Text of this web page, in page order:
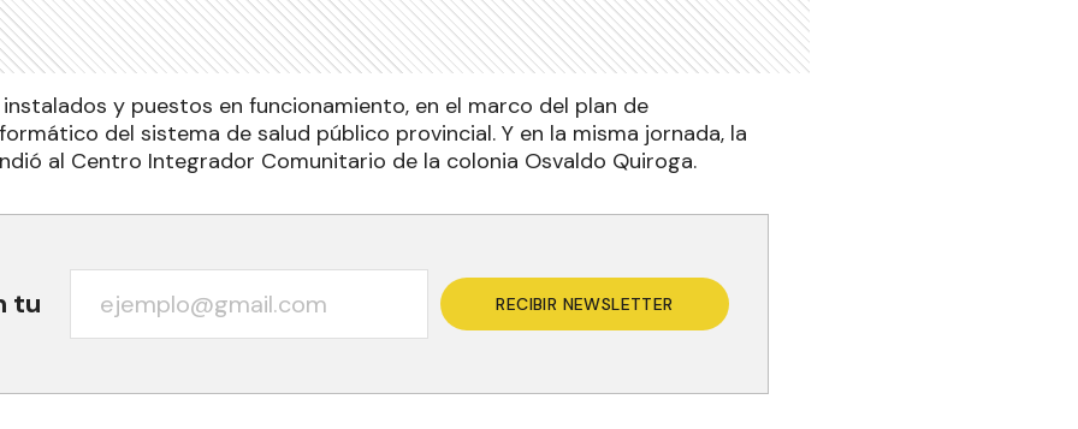
y puestos en funcionamiento, en el marco del plan de
del sistema de salud público provincial. Y en la misma jornada, la
al Centro Integrador Comunitario de la colonia Osvaldo Quiroga.
tu RECIBIR NEWSLETTER